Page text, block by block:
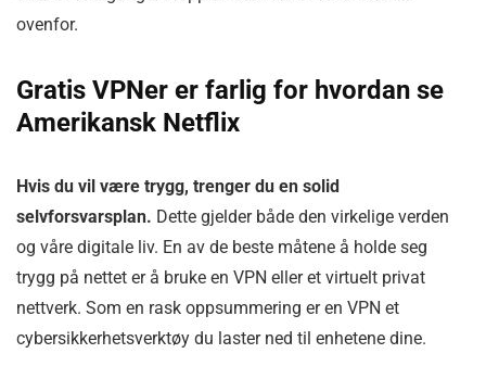
ovenfor.
Gratis VPNer er farlig for hvordan se
Amerikansk Netflix
Hvis du vil være trygg, trenger du en solid
selvforsvarsplan. Dette gjelder både den virkelige verden
og våre digitale liv. En av de beste måtene å holde seg
trygg på nettet er å bruke en VPN eller et virtuelt privat
nettverk. Som en rask oppsummering er en VPN et
cybersikkerhetsverktøy du laster ned til enhetene dine.